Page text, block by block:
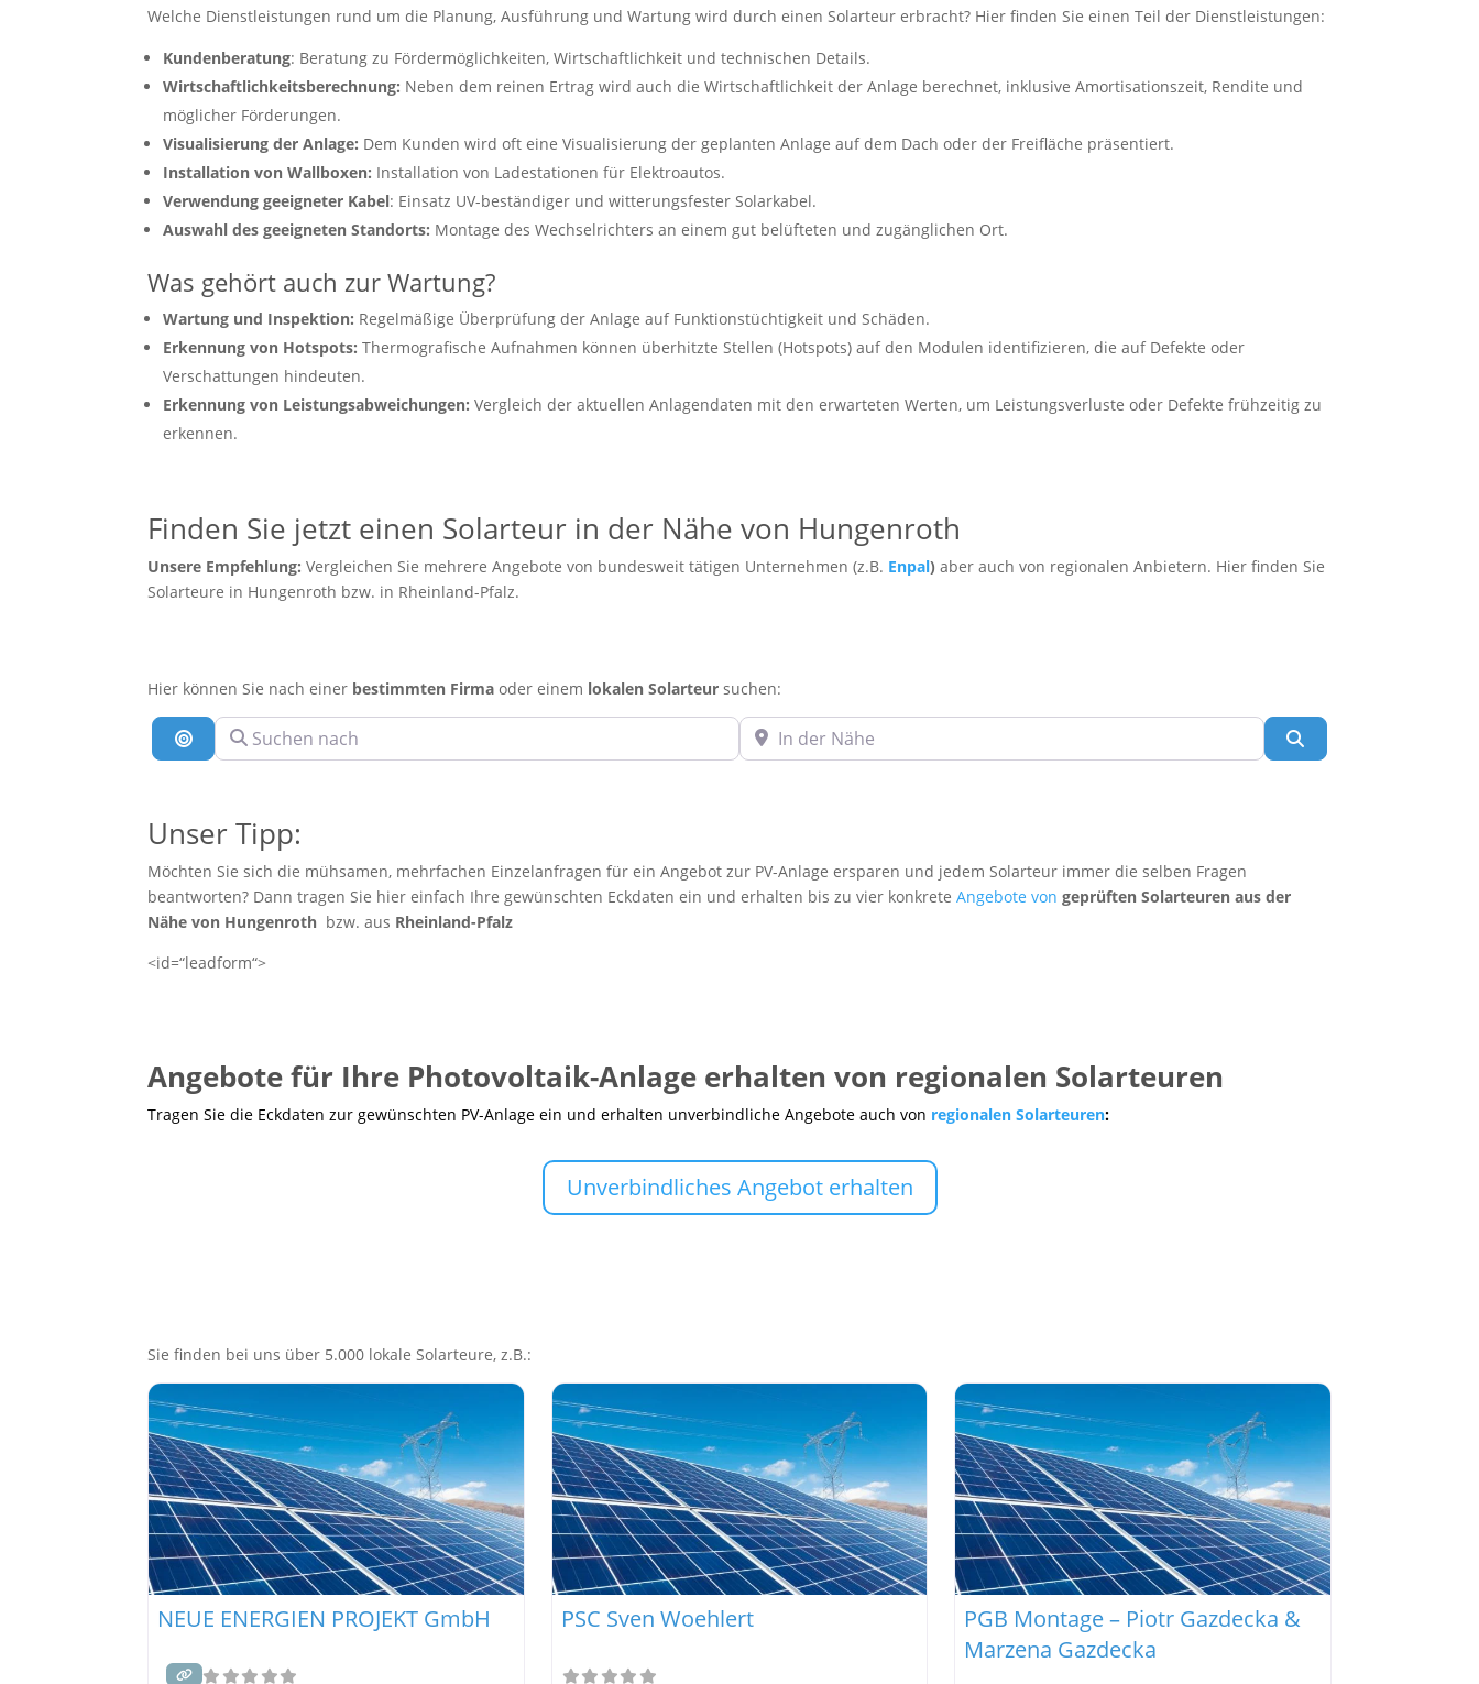
Welche Dienstleistungen rund um die Planung, Ausführung und Wartung wird durch einen Solarteur erbracht? Hier finden Sie einen Teil der Dienstleistungen:
Kundenberatung: Beratung zu Fördermöglichkeiten, Wirtschaftlichkeit und technischen Details.
Wirtschaftlichkeitsberechnung: Neben dem reinen Ertrag wird auch die Wirtschaftlichkeit der Anlage berechnet, inklusive Amortisationszeit, Rendite und
möglicher Förderungen.
Visualisierung der Anlage: Dem Kunden wird oft eine Visualisierung der geplanten Anlage auf dem Dach oder der Freifläche präsentiert.
Installation von Wallboxen: Installation von Ladestationen für Elektroautos.
Verwendung geeigneter Kabel: Einsatz UV-beständiger und witterungsfester Solarkabel.
Auswahl des geeigneten Standorts: Montage des Wechselrichters an einem gut belüfteten und zugänglichen Ort.
Was gehört auch zur Wartung?
Wartung und Inspektion: Regelmäßige Überprüfung der Anlage auf Funktionstüchtigkeit und Schäden.
Erkennung von Hotspots: Thermografische Aufnahmen können überhitzte Stellen (Hotspots) auf den Modulen identifizieren, die auf Defekte oder
Verschattungen hindeuten.
Erkennung von Leistungsabweichungen: Vergleich der aktuellen Anlagendaten mit den erwarteten Werten, um Leistungsverluste oder Defekte frühzeitig zu
erkennen.
Finden Sie jetzt einen Solarteur in der Nähe von Hungenroth
Unsere Empfehlung: Vergleichen Sie mehrere Angebote von bundesweit tätigen Unternehmen (z.B. Enpal) aber auch von regionalen Anbietern. Hier finden Sie
Solarteure in Hungenroth bzw. in Rheinland-Pfalz.
Hier können Sie nach einer bestimmten Firma oder einem lokalen Solarteur suchen:
Suche nach Entfernung
Suchen nach In der Nähe
Unser Tipp:
Möchten Sie sich die mühsamen, mehrfachen Einzelanfragen für ein Angebot zur PV-Anlage ersparen und jedem Solarteur immer die selben Fragen
beantworten? Dann tragen Sie hier einfach Ihre gewünschten Eckdaten ein und erhalten bis zu vier konkreteAngebote vongeprüften Solarteuren aus der
Nähe von Hungenroth bzw. aus Rheinland-Pfalz
<id=“leadform“>
Angebote für Ihre Photovoltaik-Anlage erhalten von regionalen Solarteuren
Tragen Sie die Eckdaten zur gewünschten PV-Anlage ein und erhalten unverbindliche Angebote auch von regionalen Solarteuren:
Unverbindliches Angebot erhalten
Sie finden bei uns über 5.000 lokale Solarteure, z.B.:
NEUE ENERGIEN PROJEKT GmbH PSC Sven Woehlert
PGB Montage – Piotr Gazdecka &
Marzena Gazdecka